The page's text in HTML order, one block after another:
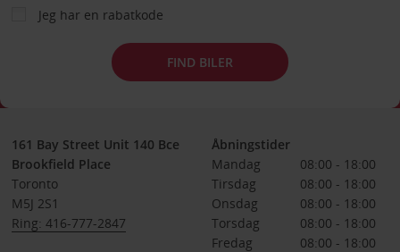
Jeg har en rabatkode
FIND BILER
161 Bay Street Unit 140 Bce
Brookfield Place
Toronto
M5J 2S1
Ring: 416-777-2847
Åbningstider
Mandag
08:00 - 18:00
Tirsdag
08:00 - 18:00
Onsdag
08:00 - 18:00
Torsdag
08:00 - 18:00
Fredag
08:00 - 18:00